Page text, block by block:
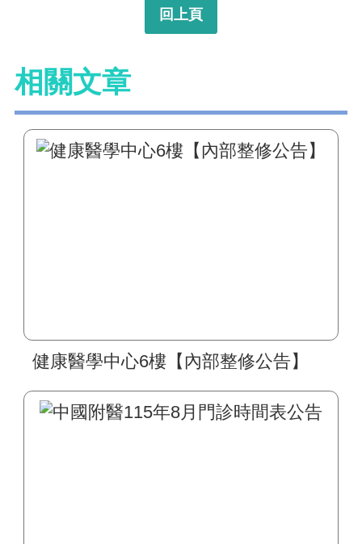
回上頁
相關文章
健康醫學中心6樓【內部整修公告】